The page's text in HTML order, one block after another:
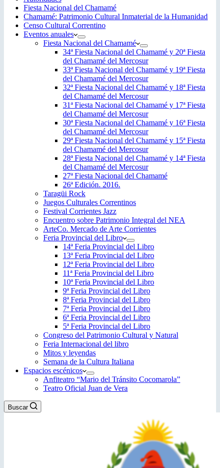
Fiesta Nacional del Chamamé
Chamamé: Patrimonio Cultural Inmaterial de la Humanidad
Censo Cultural Correntino
Eventos anuales
Fiesta Nacional del Chamamé
34ª Fiesta Nacional del Chamamé y 20ª Fiesta
del Chamamé del Mercosur
33ª Fiesta Nacional del Chamamé y 19ª Fiesta
del Chamamé del Mercosur
32ª Fiesta Nacional del Chamamé y 18ª Fiesta
del Chamamé del Mercosur
31ª Fiesta Nacional del Chamamé y 17ª Fiesta
del Chamamé del Mercosur
30ª Fiesta Nacional del Chamamé y 16ª Fiesta
del Chamamé del Mercosur
29ª Fiesta Nacional del Chamamé y 15ª Fiesta
del Chamamé del Mercosur
28ª Fiesta Nacional del Chamamé y 14ª Fiesta
del Chamamé del Mercosur
27ª Fiesta Nacional del Chamamé
26ª Edición. 2016.
Taragüi Rock
Juegos Culturales Correntinos
Festival Corrientes Jazz
Encuentro sobre Patrimonio Integral del NEA
ArteCo. Mercado de Arte Corrientes
Feria Provincial del Libro
14ª Feria Provincial del Libro
13ª Feria Provincial del Libro
12ª Feria Provincial del Libro
11ª Feria Provincial del Libro
10ª Feria Provincial del Libro
9ª Feria Provincial del Libro
8ª Feria Provincial del Libro
7ª Feria Provincial del Libro
6ª Feria Provincial del Libro
5ª Feria Provincial del Libro
Congreso del Patrimonio Cultural y Natural
Feria Internacional del libro
Mitos y leyendas
Semana de la Cultura Italiana
Espacios escénicos
Anfiteatro “Mario del Tránsito Cocomarola”
Teatro Oficial Juan de Vera
Buscar